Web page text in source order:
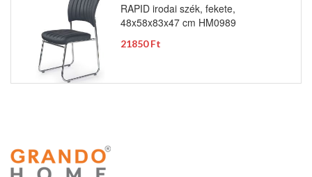
RAPID irodai szék, fekete,
48x58x83x47 cm HM0989
21850 Ft